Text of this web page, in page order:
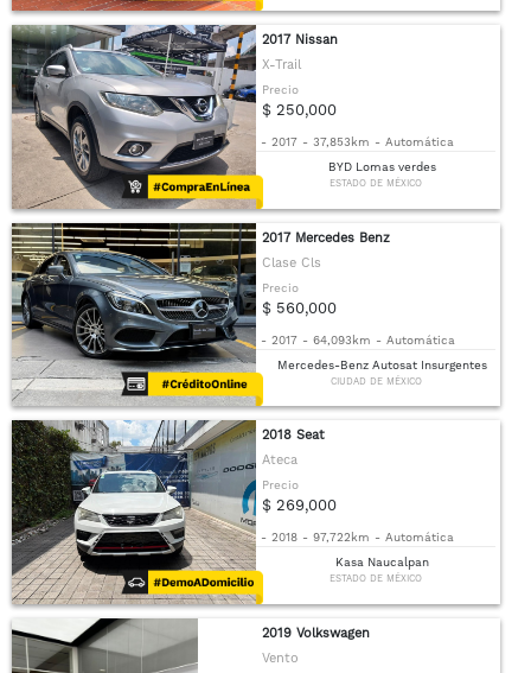
2017 Nissan
X-Trail
Precio
$ 250,000
- 2017 - 37,853km - Automática
BYD Lomas verdes
ESTADO DE MÉXICO
2017 Mercedes Benz
Clase Cls
Precio
$ 560,000
- 2017 - 64,093km - Automática
Mercedes-Benz Autosat Insurgentes
CIUDAD DE MÉXICO
2018 Seat
Ateca
Precio
$ 269,000
- 2018 - 97,722km - Automática
Kasa Naucalpan
ESTADO DE MÉXICO
2019 Volkswagen
Vento